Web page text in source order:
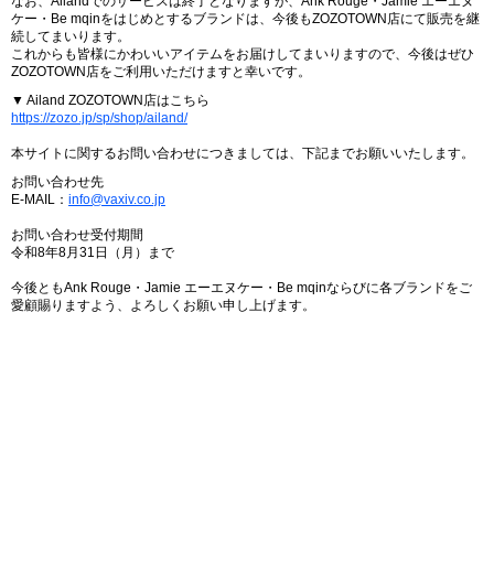
ケー・Be mqinをはじめとするブランドは、今後もZOZOTOWN店にて販売を継
続してまいります。
これからも皆様にかわいいアイテムをお届けしてまいりますので、今後はぜひ
ZOZOTOWN店をご利用いただけますと幸いです。
▼ Ailand ZOZOTOWN店はこちら
https://zozo.jp/sp/shop/ailand/
本サイトに関するお問い合わせにつきましては、下記までお願いいたします。
お問い合わせ先
E-MAIL： info@vaxiv.co.jp
お問い合わせ受付期間
令和8年8月31日（月）まで
今後ともAnk Rouge・Jamie エーエヌケー・Be mqinならびに各ブランドをご
愛顧賜りますよう、よろしくお願い申し上げます。